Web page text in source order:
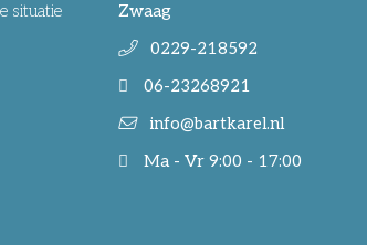
situatie
Zwaag
0229-218592
06-23268921
info@bartkarel.nl
Ma - Vr 9:00 - 17:00